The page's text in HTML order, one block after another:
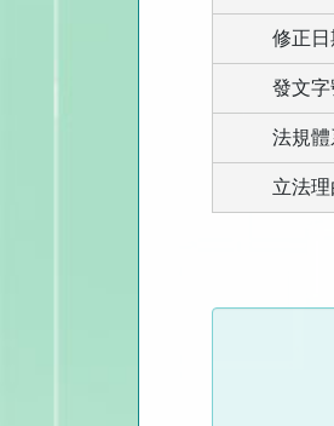
修正日
發文字
法規體
立法理
功